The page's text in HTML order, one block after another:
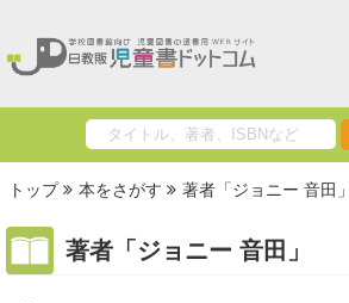
トップ 本をさがす 著者「ジョニー 音田」
著者「ジョニー 音田」